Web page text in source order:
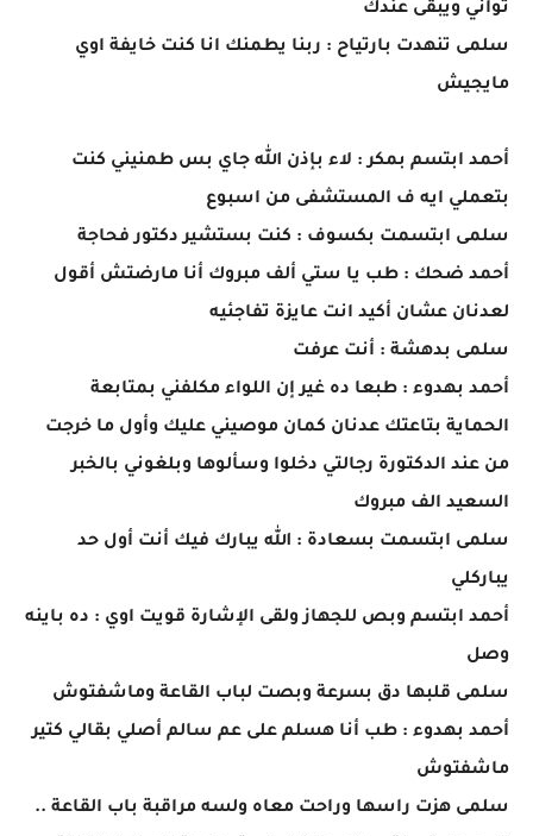
ثواني ويبقى عندك
سلمى تنهدت بارتياح : ربنا يطمنك انا كنت خايفة اوي
مايجيش
أحمد ابتسم بمكر : لاء بإذن الله جاي بس طمنيني كنت
بتعملي ايه ف المستشفى من اسبوع
سلمى ابتسمت بكسوف : كنت بستشير دكتور فحاجة
أحمد ضحك : طب يا ستي ألف مبروك أنا مارضتش أقول
لعدنان عشان أكيد انت عايزة تفاجئيه
سلمى بدهشة : أنت عرفت
أحمد بهدوء : طبعا ده غير إن اللواء مكلفني بمتابعة
الحماية بتاعتك عدنان كمان موصيني عليك وأول ما خرجت
من عند الدكتورة رجالتي دخلوا وسألوها وبلغوني بالخبر
السعيد الف مبروك
سلمى ابتسمت بسعادة : الله يبارك فيك أنت أول حد
يباركلي
أحمد ابتسم وبص للجهاز ولقى الإشارة قويت اوي : ده باينه
وصل
سلمى قلبها دق بسرعة وبصت لباب القاعة وماشفتوش
أحمد بهدوء : طب أنا هسلم على عم سالم أصلي بقالي كتير
ماشفتوش
سلمى هزت راسها وراحت معاه ولسه مراقبة باب القاعة ..